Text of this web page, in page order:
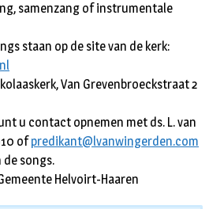
samenzang of instrumentale
staan op de site van de kerk:
Van Grevenbroeckstraat 2
u contact opnemen met ds. L. van
ofpredikant@lvanwingerden.com
de songs.
Helvoirt-Haaren